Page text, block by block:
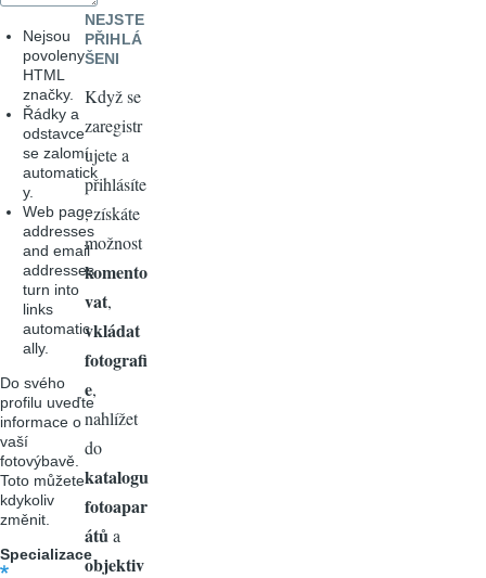
Nejsou
povoleny
HTML
značky.
Řádky a
odstavce
se zalomí
automatick
y.
Web page
addresses
and email
addresses
turn into
links
automatic
ally.
Do svého
profilu uveďte
informace o
vaší
fotovýbavě.
Toto můžete
kdykoliv
změnit.
Specializace
NEJSTE
PŘIHLÁ
ŠENI
Když se
zaregistr
ujete a
přihlásíte
, získáte
možnost
komento
vat,
vkládat
fotografi
e,
nahlížet
do
katalogu
fotoapar
átů a
objektiv